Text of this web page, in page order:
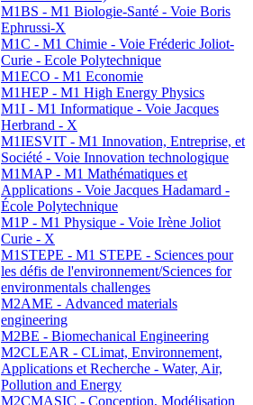
M1BS - M1 Biologie-Santé - Voie Boris
Ephrussi-X
M1C - M1 Chimie - Voie Fréderic Joliot-
Curie - Ecole Polytechnique
M1ECO - M1 Economie
M1HEP - M1 High Energy Physics
M1I - M1 Informatique - Voie Jacques
Herbrand - X
M1IESVIT - M1 Innovation, Entreprise, et
Société - Voie Innovation technologique
M1MAP - M1 Mathématiques et
Applications - Voie Jacques Hadamard -
École Polytechnique
M1P - M1 Physique - Voie Irène Joliot
Curie - X
M1STEPE - M1 STEPE - Sciences pour
les défis de l'environnement/Sciences for
environmentals challenges
M2AME - Advanced materials
engineering
M2BE - Biomechanical Engineering
M2CLEAR - CLimat, Environnement,
Applications et Recherche - Water, Air,
Pollution and Energy
M2CMASIC - Conception, Modélisation